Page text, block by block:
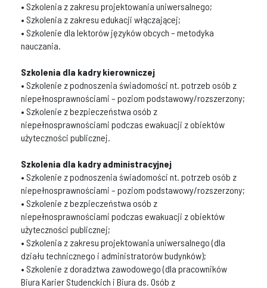
• Szkolenia z zakresu projektowania uniwersalnego;
• Szkolenia z zakresu edukacji włączającej;
• Szkolenie dla lektorów języków obcych – metodyka
nauczania.
Szkolenia dla kadry kierowniczej
• Szkolenie z podnoszenia świadomości nt. potrzeb osób z
niepełnosprawnościami – poziom podstawowy/rozszerzony;
• Szkolenie z bezpieczeństwa osób z
niepełnosprawnościami podczas ewakuacji z obiektów
użyteczności publicznej.
Szkolenia dla kadry administracyjnej
• Szkolenie z podnoszenia świadomości nt. potrzeb osób z
niepełnosprawnościami – poziom podstawowy/rozszerzony;
• Szkolenie z bezpieczeństwa osób z
niepełnosprawnościami podczas ewakuacji z obiektów
użyteczności publicznej;
• Szkolenia z zakresu projektowania uniwersalnego (dla
działu technicznego i administratorów budynków);
• Szkolenie z doradztwa zawodowego (dla pracowników
Biura Karier Studenckich i Biura ds. Osób z